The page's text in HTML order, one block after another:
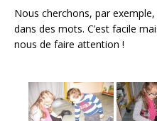
b
o
o
l
Nous cherchons, par
dans des mots. C’est facile
nous de faire attention !